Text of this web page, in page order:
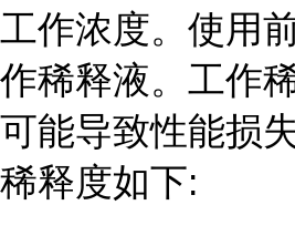
工作浓度。使用
作稀释液。工作
可能导致性能损
稀释度如下: